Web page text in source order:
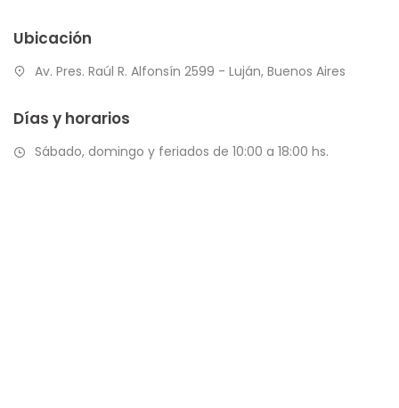
Ubicación
Av. Pres. Raúl R. Alfonsín 2599 - Luján, Buenos Aires
Días y horarios
Sábado, domingo y feriados de 10:00 a 18:00 hs.